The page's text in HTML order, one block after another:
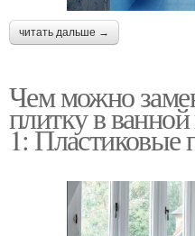
читать дальше →
Чем можно
плитку в
1: Пластиковые